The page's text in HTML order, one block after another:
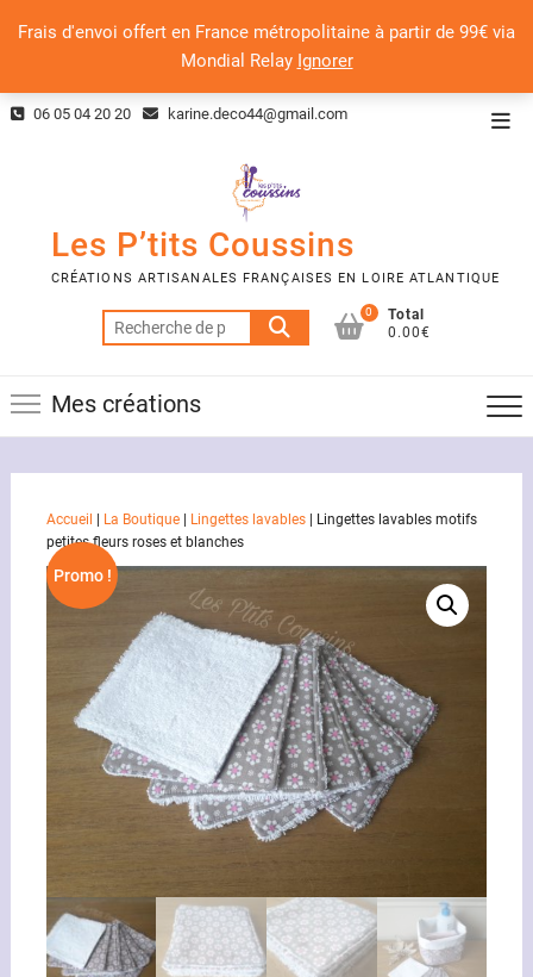
Frais d'envoi offert en France métropolitaine à partir de 99€ via
Mondial Relay Ignorer
Skip 06 05 04 20 20 karine.deco44@gmail.com
Les P’tits Coussins
CRÉATIONS ARTISANALES FRANÇAISES EN LOIRE ATLANTIQUE
Recherche
pour :
0
Total
0.00€
Mes créations
Accueil La Boutique| Lingettes lavables|
Lingettes lavables motifs
petites fleurs roses et blanches
Promo !